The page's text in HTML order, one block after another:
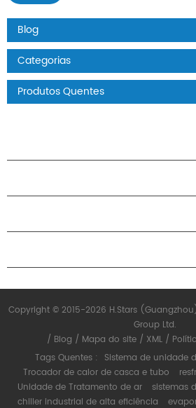
Blog
Categorias
Produtos Quentes
Copyright © 2015-2026 H.Stars
Group Ltd.
/ Blog / Mapa do site/ XML/
Tags Quentes :
Sistema de unidade
Trocador de calor de casca e tubo
Unidade de Tratamento de ar
sistemas
chiller industrial de alta eficiência